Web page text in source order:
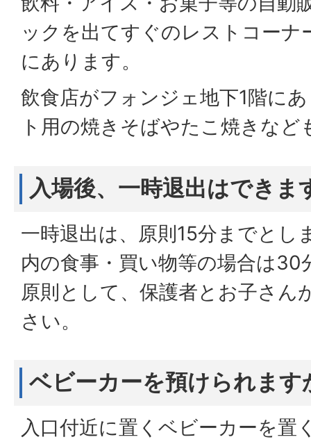
ックを出てすぐのレストコーナ
にあります。
飲食店がフォンジェ地下1階に
ト用の焼きそばやたこ焼きな
入場後、一時退出はできま
一時退出は、原則15分までとし
内の食事・買い物等の場合は30
原則として、保護者とお子さん
さい。
ベビーカーを預けられます
入口付近に置くベビーカーを置